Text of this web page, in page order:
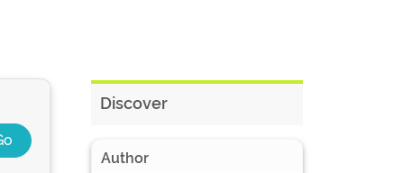
Discover
Author